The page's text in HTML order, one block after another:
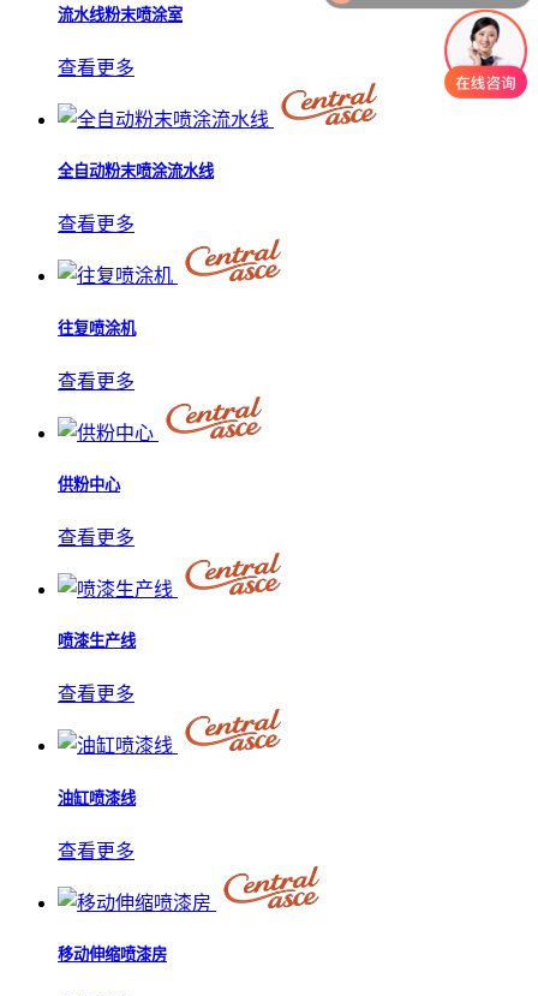
流水线粉末喷涂室
查看更多
全自动粉末喷涂流水线
查看更多
往复喷涂机
查看更多
供粉中心
查看更多
喷漆生产线
查看更多
油缸喷漆线
查看更多
移动伸缩喷漆房